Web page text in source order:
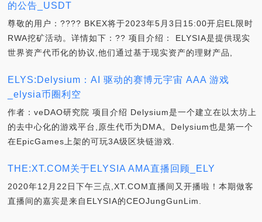
的公告_USDT
尊敬的用户：???? BKEX将于2023年5月3日15:00开启EL限时
RWA挖矿活动。详情如下：?? 项目介绍： ELYSIA是提供现实
世界资产代币化的协议,他们通过基于现实资产的理财产品,
ELYS:Delysium：AI 驱动的赛博元宇宙 AAA 游戏
_elysia币圈利空
作者：veDAO研究院 项目介绍 Delysium是一个建立在以太坊上
的去中心化的游戏平台,原生代币为DMA。Delysium也是第一个
在EpicGames上架的可玩3A级区块链游戏.
THE:XT.COM关于ELYSIA AMA直播回顾_ELY
2020年12月22日下午三点,XT.COM直播间又开播啦！本期做客
直播间的嘉宾是来自ELYSIA的CEOJungGunLim.